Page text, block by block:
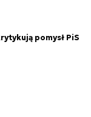
pomysł PiS